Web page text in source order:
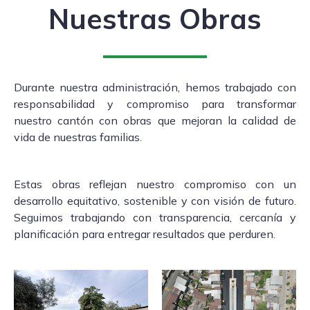
Nuestras Obras
Durante nuestra administración, hemos trabajado con
responsabilidad y compromiso para transformar
nuestro cantón con obras que mejoran la calidad de
vida de nuestras familias.
Estas obras reflejan nuestro compromiso con un
desarrollo equitativo, sostenible y con visión de futuro.
Seguimos trabajando con transparencia, cercanía y
planificación para entregar resultados que perduren.